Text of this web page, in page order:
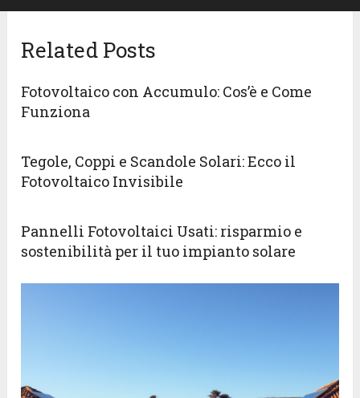
Related Posts
Fotovoltaico con Accumulo: Cos’è e Come
Funziona
Tegole, Coppi e Scandole Solari: Ecco il
Fotovoltaico Invisibile
Pannelli Fotovoltaici Usati: risparmio e
sostenibilità per il tuo impianto solare